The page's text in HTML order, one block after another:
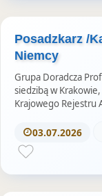
Posadzkarz /
Niemcy
Grupa Doradcza
siedzibą w
Krajowego Rejestru
03.07.2026